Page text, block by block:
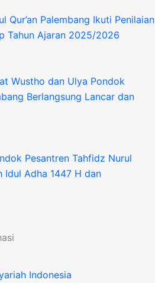
Qur’an Palembang Ikuti Penilaian
Tahun Ajaran 2025/2026
Wustho dan Ulya Pondok
Berlangsung Lancar dan
Pesantren Tahfidz Nurul
Idul Adha 1447 H dan
Indonesia